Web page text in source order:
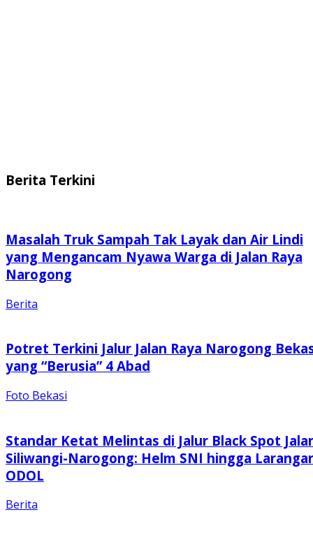
Berita Terkini
Masalah Truk Sampah Tak Layak dan Air Lindi
yang Mengancam Nyawa Warga di Jalan Raya
Narogong
Berita
Potret Terkini Jalur Jalan Raya Narogong
yang “Berusia” 4 Abad
Foto Bekasi
Standar Ketat Melintas di Jalur Black Spot
Siliwangi-Narogong: Helm SNI hingga
ODOL
Berita